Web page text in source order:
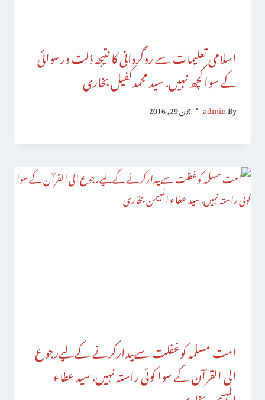
اسلامی تعلیمات سے روگردانی کا نتیجہ ذلت ورسوائی
کے سواکچھ نہیں. سید محمدکفیل بخاری
By
admin جون 29, 2016
امت مسلمہ کوغفلت سےبیدارکرنے کےلیےرجوع
الی القرآن کے سوا کوئی راستہ نہیں. سید عطاء